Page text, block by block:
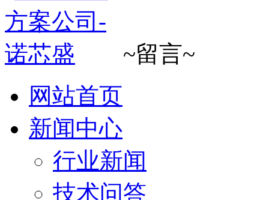
~留言~
网站首页
新闻中心
行业新闻
技术问答